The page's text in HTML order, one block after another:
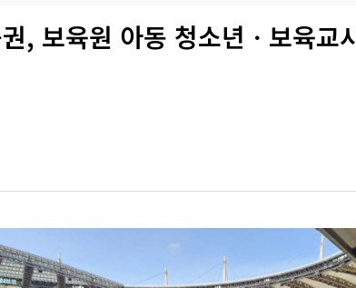
, 보육원 아동 청소년ㆍ보육교